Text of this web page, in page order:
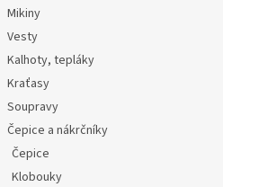
Mikiny
Vesty
Kalhoty, tepláky
Kraťasy
Soupravy
Čepice a nákrčníky
Čepice
Klobouky